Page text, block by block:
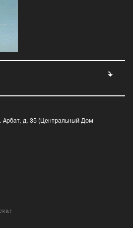
д. 35 (Центральный Дом